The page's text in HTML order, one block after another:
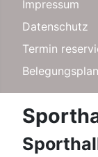
Impressum
Datenschutz
Termin